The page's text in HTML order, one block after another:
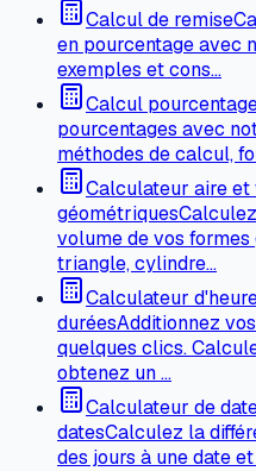
Calcul de remise
en pourcentage avec
exemples et cons…
Calcul
pourcentages avec
méthodes de calcul,
Calculateur aire
géométriques
volume de vos
triangle, cylindre…
Calculateur
duréesAdditionnez
quelques clics.
obtenez un …
Calculateur de
datesCalculez la
des jours à une date